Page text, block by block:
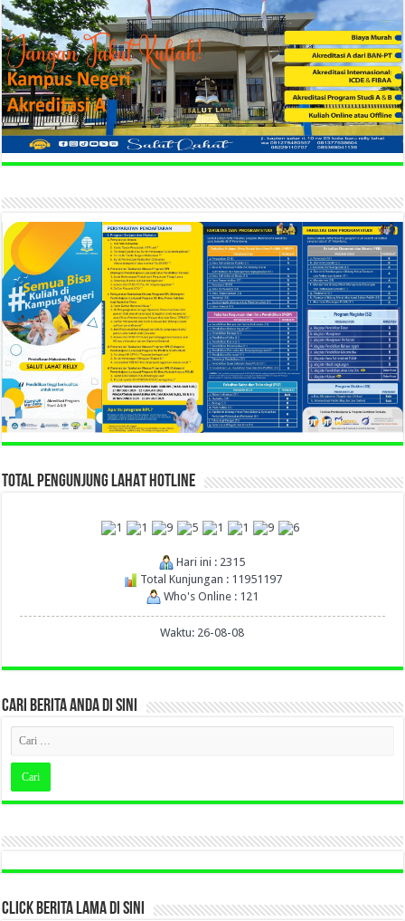
TOTAL PENGUNJUNG LAHAT HOTLINE
Hari ini : 2315
Total Kunjungan : 11951197
Who's Online : 121
Waktu: 26-08-08
CARI BERITA ANDA DI SINI
CLICK BERITA LAMA DI SINI